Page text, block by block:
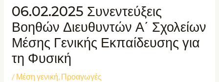
06.02.2025 Συνεντεύξεις
Βοηθών Διευθυντών Α΄ Σχολείων
Μέσης Γενικής Εκπαίδευσης για
τη Φυσική
/ Μέση γενική, Προαγωγές